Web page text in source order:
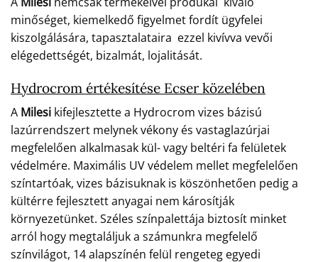
minőséget, kiemelkedő figyelmet fordít ügyfelei
kiszolgálására, tapasztalataira ezzel kivívva vevői
elégedettségét, bizalmát, lojalitását.
Hydrocrom értékesítése Ecser közelében
A Milesi kifejlesztette a Hydrocrom vizes bázisú
lazúrrendszert melynek vékony és vastaglazúrjai
megfelelően alkalmasak kül- vagy beltéri fa felületek
védelmére. Maximális UV védelem mellet megfelelően
színtartóak, vizes bázisuknak is köszönhetően pedig a
kültérre fejlesztett anyagai nem károsítják
környezetünket. Széles színpalettája biztosít minket
arról hogy megtaláljuk a számunkra megfelelő
színvilágot, 14 alapszínén felül rengeteg egyedi